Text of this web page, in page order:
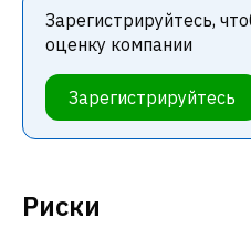
Риски
Зарегистрируйтесь,
оценку компании
Зарегистрируйтесь